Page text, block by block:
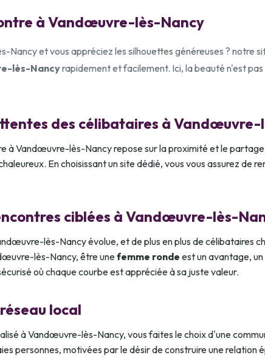
à Vandœuvre-lès-Nancy
Nancy et vous appréciez les silhouettes généreuses ? notre
lès-Nancyrapidement et facilement. Ici, la beauté n'est
des célibataires à
à Vandœuvre-lès-Nancy repose sur la proximité et le
En choisissant un site dédié, vous vous assurez de
ciblées à Vandœuvre-lès-
lès-Nancy évolue, et de plus en plus de célibataires
lès-Nancy, être unefemme ronde est un avantage,
où chaque courbe est appréciée à sa juste valeur.
local
à Vandœuvre-lès-Nancy, vous faites le choix d'une
personnes, motivées par le désir de construire une